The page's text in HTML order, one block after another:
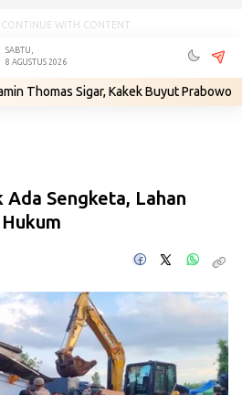
WITH CONTENT
SABTU,
8 AGUSTUS 2026
Kakek Buyut Prabowo dari Minahasa
Ada Sengketa, Lahan